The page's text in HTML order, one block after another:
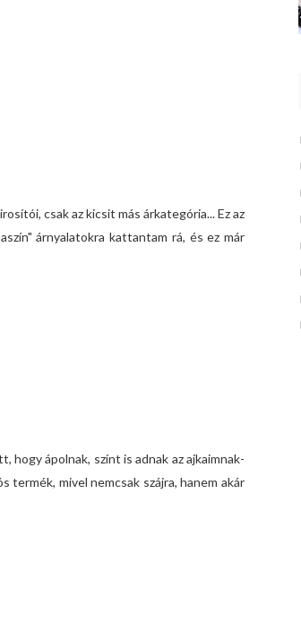
csak az kicsit más árkategória... Ez az
árnyalatokra kattantam rá, és ez már
hogy ápolnak, színt is adnak az ajkaimnak-
termék, mivel nemcsak szájra, hanem akár